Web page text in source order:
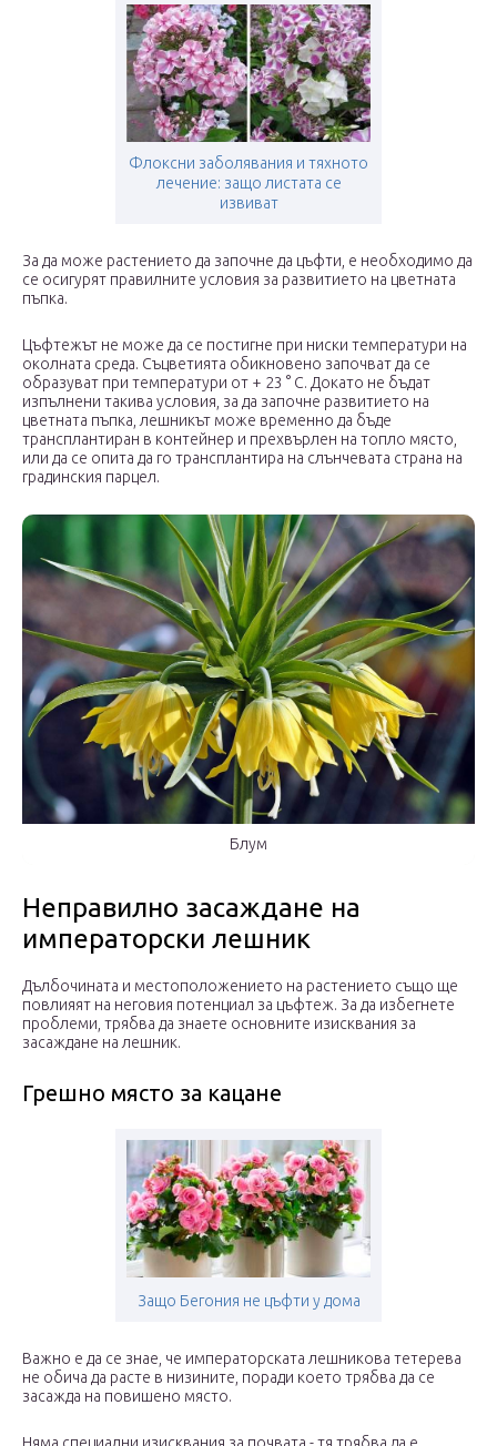
Флоксни заболявания и тяхното
лечение: защо листата се
извиват
За да може растението да започне да цъфти, е необходимо да
се осигурят правилните условия за развитието на цветната
пъпка.
Цъфтежът не може да се постигне при ниски температури на
околната среда. Съцветията обикновено започват да се
образуват при температури от + 23 ° C. Докато не бъдат
изпълнени такива условия, за да започне развитието на
цветната пъпка, лешникът може временно да бъде
трансплантиран в контейнер и прехвърлен на топло място,
или да се опита да го трансплантира на слънчевата страна на
градинския парцел.
Блум
Неправилно засаждане на
императорски лешник
Дълбочината и местоположението на растението също ще
повлияят на неговия потенциал за цъфтеж. За да избегнете
проблеми, трябва да знаете основните изисквания за
засаждане на лешник.
Грешно място за кацане
Защо Бегония не цъфти у дома
Важно е да се знае, че императорската лешникова тетерева
не обича да расте в низините, поради което трябва да се
засажда на повишено място.